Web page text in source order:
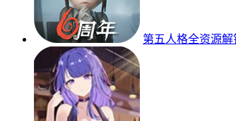
第五人格全资源